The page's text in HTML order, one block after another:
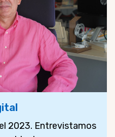
2023. Entrevistamos